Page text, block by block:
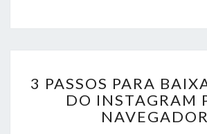
PASSOS
PARA
BAIXAR
3 PASSOS PARA
DO INSTAGRAM
NAVEGADOR